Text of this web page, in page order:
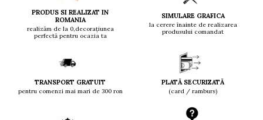
PRODUS SI REALIZAT IN
ROMANIA
realizăm de la 0,decorațiunea
perfectă pentru ocazia ta
SIMULARE GRAFICA
la cerere înainte de realizarea
produsului comandat
TRANSPORT GRATUIT
pentru comenzi mai mari de 300 ron
PLATĂ SECURIZATĂ
(card / ramburs)